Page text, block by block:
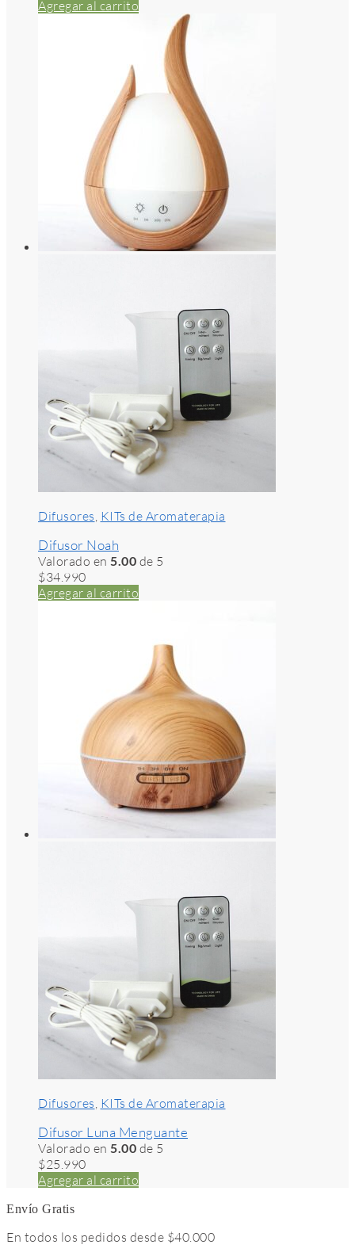
Agregar al carrito
Difusores, KITs de Aromaterapia
Difusor Noah
Valorado en 5.00 de 5
$34.990
Agregar al carrito
Difusores, KITs de Aromaterapia
Difusor Luna Menguante
Valorado en 5.00 de 5
$25.990
Agregar al carrito
Envío Gratis
En todos los pedidos desde $40.000